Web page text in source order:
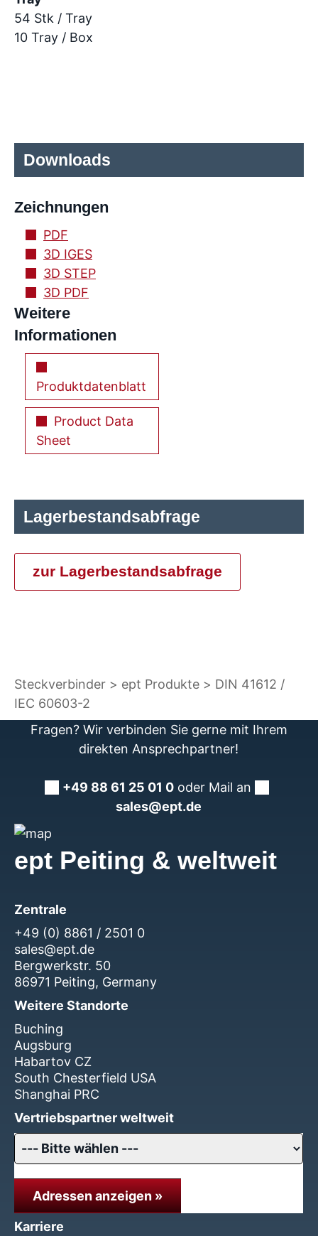
54 Stk / Tray
10 Tray / Box
Downloads
Zeichnungen
PDF
3D IGES
3D STEP
3D PDF
Weitere
Informationen
Produktdatenblatt
Product Data
Sheet
Lagerbestandsabfrage
zur Lagerbestandsabfrage
Steckverbinder ept Produkte
DIN 41612 /
IEC 60603-2
Fragen? Wir verbinden Sie gerne mit Ihrem
direkten Ansprechpartner!
+49 88 61 25 01 0 oder Mail an
sales@ept.de
ept Peiting & weltweit
Zentrale
+49 (0) 8861 / 2501 0
sales@ept.de
Bergwerkstr. 50
86971 Peiting, Germany
Weitere Standorte
Buching
Augsburg
Habartov CZ
South Chesterfield USA
Shanghai PRC
Vertriebspartner weltweit
Adressen anzeigen »
Karriere